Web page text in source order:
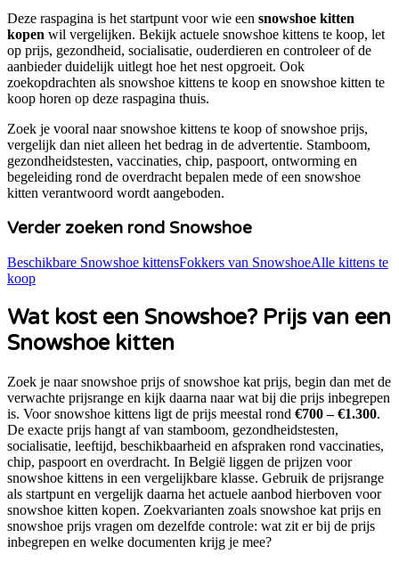
Deze raspagina is het startpunt voor wie een snowshoe kitten
kopen wil vergelijken. Bekijk actuele snowshoe kittens te koop, let
op prijs, gezondheid, socialisatie, ouderdieren en controleer of de
aanbieder duidelijk uitlegt hoe het nest opgroeit. Ook
zoekopdrachten als snowshoe kittens te koop en snowshoe kitten te
koop horen op deze raspagina thuis.
Zoek je vooral naar snowshoe kittens te koop of snowshoe prijs,
vergelijk dan niet alleen het bedrag in de advertentie. Stamboom,
gezondheidstesten, vaccinaties, chip, paspoort, ontworming en
begeleiding rond de overdracht bepalen mede of een snowshoe
kitten verantwoord wordt aangeboden.
Verder zoeken rond Snowshoe
Beschikbare Snowshoe kittensFokkers van SnowshoeAlle kittens te
koop
Wat kost een Snowshoe? Prijs van een
Snowshoekitten
Zoek je naarsnowshoe prijs of snowshoe kat prijs, begin dan met de
verwachte prijsrange en kijk daarna naar wat bij die prijs inbegrepen
is. Voorsnowshoe kittens ligt de prijs meestal rond €700 – €1.300.
De exacte prijs hangt af van stamboom, gezondheidstesten,
socialisatie, leeftijd, beschikbaarheid en afspraken rond vaccinaties,
chip, paspoort en overdracht. In België liggen de prijzen voor
snowshoe kittens in een vergelijkbare klasse. Gebruik de prijsrange
als startpunt en vergelijk daarna het actuele aanbod hierboven voor
snowshoe kitten kopen. Zoekvarianten zoals snowshoe kat prijs en
snowshoe prijs vragen om dezelfde controle: wat zit er bij de prijs
inbegrepen en welke documenten krijg je mee?